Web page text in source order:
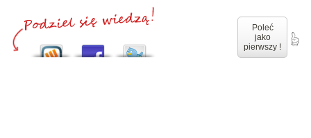
Poleć
jako
pierwszy !